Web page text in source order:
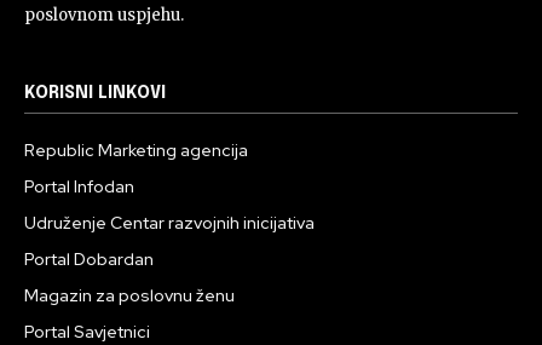
poslovnom uspjehu.
KORISNI LINKOVI
Republic Marketing agencija
Portal Infodan
Udruženje Centar razvojnih inicijativa
Portal Dobardan
Magazin za poslovnu ženu
Portal Savjetnici